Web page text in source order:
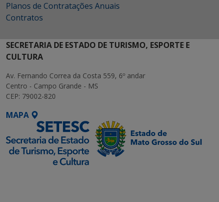
Planos de Contratações Anuais
Contratos
SECRETARIA DE ESTADO DE TURISMO, ESPORTE E
CULTURA
Av. Fernando Correa da Costa 559, 6º andar
Centro - Campo Grande - MS
CEP: 79002-820
MAPA